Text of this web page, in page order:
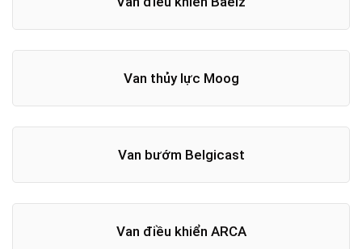
Van thủy lực Moog
Van bướm Belgicast
Van điều khiển ARCA